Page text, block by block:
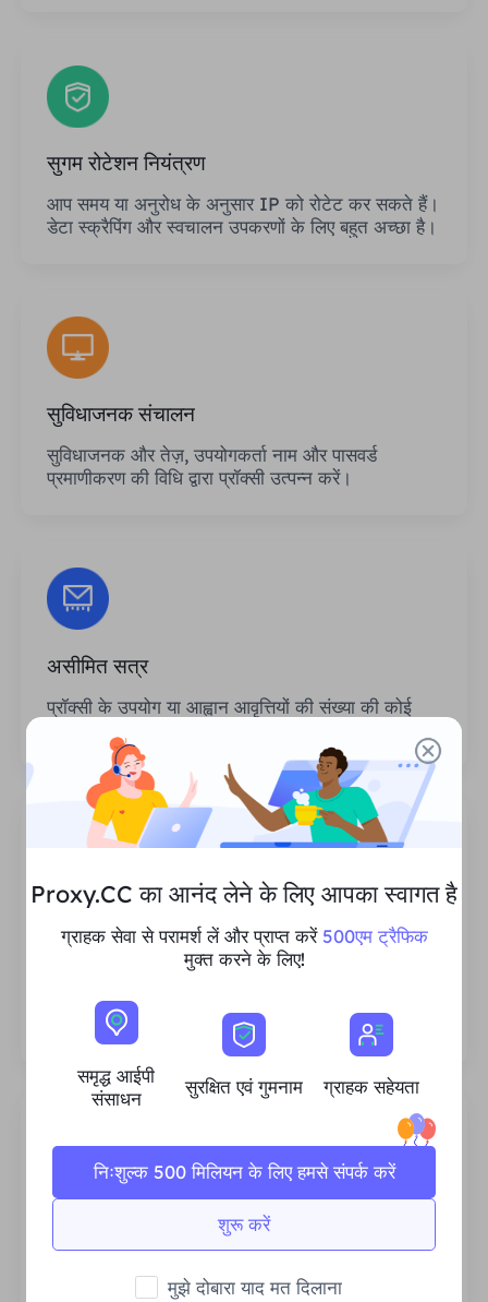
सुगम रोटेशन नियंत्रण
आप समय या अनुरोध के अनुसार IP को रोटेट कर सकते हैं।
डेटा स्क्रैपिंग और स्वचालन उपकरणों के लिए बहुत अच्छा है।
सुविधाजनक संचालन
सुविधाजनक और तेज़, उपयोगकर्ता नाम और पासवर्ड
प्रमाणीकरण की विधि द्वारा प्रॉक्सी उत्पन्न करें।
असीमित सत्र
प्रॉक्सी के उपयोग या आह्वान आवृत्तियों की संख्या की कोई
समृद्ध आवासीय आईपी संसाधन
हम सुनिश्चित करते हैं कि हमारे आईपी प्रॉक्सी संसाधन स्थिर
करने के लिए वर्तमान प्रॉक्सी पूल का विस्तार करने का
लगातार प्रयास करते हैं।
प्रचुर मात्रा में बैंडविड्थ व्यावसायिक मांगों का समर्थन करता
Proxy.CC का आनंद लेने के लिए आपका स्वागत है
ग्राहक सेवा से परामर्श लें और प्राप्त करें 500एम ट्रैफिक
मुक्त करने के लिए!
समृद्ध आईपी
संसाधन
सुरक्षित एवं गुमनाम ग्राहक सहेयता
शुरू करें
निःशुल्क 500 मिलियन के लिए हमसे संपर्क करें
मुझे दोबारा याद मत दिलाना